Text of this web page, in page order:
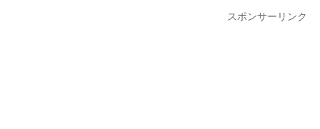
スポンサーリンク